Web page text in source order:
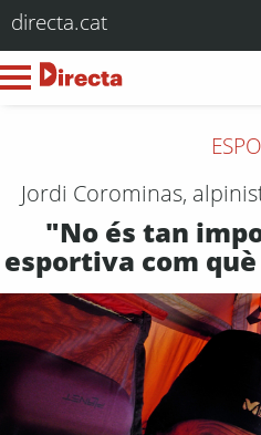
directa.cat
Jordi Corominas,
"No és tan
esportiva com